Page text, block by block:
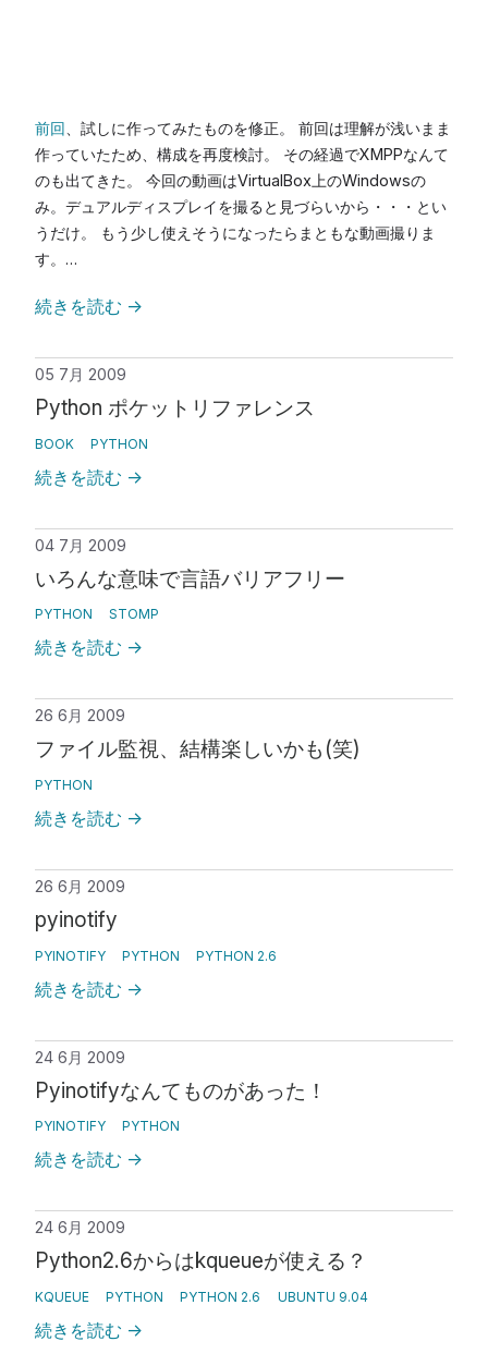
前回 、試しに作ってみたものを修正。 前回は理解が浅いまま
作っていたため、構成を再度検討。 その経過でXMPPなんて
のも出てきた。 今回の動画はVirtualBox上のWindowsの
み。デュアルディスプレイを撮ると見づらいから・・・とい
うだけ。 もう少し使えそうになったらまともな動画撮りま
す。…
続きを読む →
05 7月 2009
Python ポケットリファレンス
BOOK PYTHON
続きを読む →
04 7月 2009
いろんな意味で言語バリアフリー
PYTHON STOMP
続きを読む →
26 6月 2009
ファイル監視、結構楽しいかも(笑)
PYTHON
続きを読む →
26 6月 2009
pyinotify
PYINOTIFY PYTHON PYTHON 2.6
続きを読む →
24 6月 2009
Pyinotifyなんてものがあった！
PYINOTIFY PYTHON
続きを読む →
24 6月 2009
Python2.6からはkqueueが使える？
KQUEUE PYTHON PYTHON 2.6 UBUNTU 9.04
続きを読む →